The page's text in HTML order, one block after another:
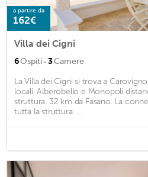
a partire da
162€
Villa dei Cigni
6Ospiti · 3Camere
La Villa dei Cigni si trova a
locali. Alberobello e Monopoli
struttura. 32 km da Fasano. La
tutta la struttura. ...